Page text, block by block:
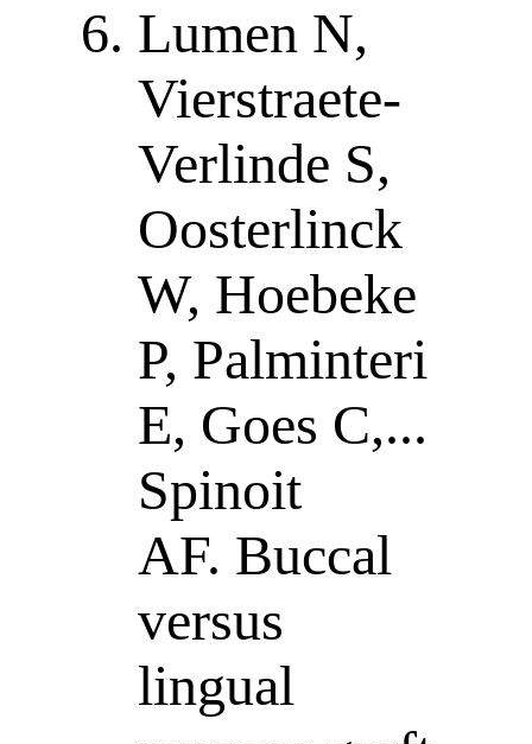
Lumen N,
Vierstraete-
Verlinde S,
Oosterlinck
W, Hoebeke
P, Palminteri
E, Goes C,...
Spinoit
AF. Buccal
versus
lingual